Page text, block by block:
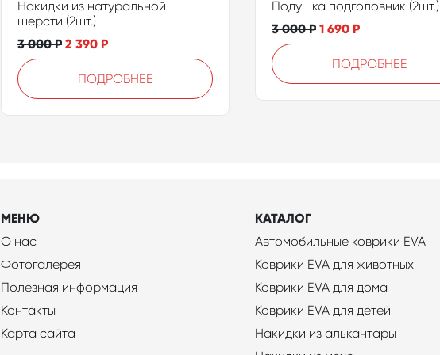
Накидки из натуральной
шерсти (2шт.)
3 000Р 2 390 Р
ПОДРОБНЕЕ
Подушка подголовник (2шт.)
3 000Р 1 690 Р
ПОДРОБНЕЕ
МЕНЮ
О нас
Фотогалерея
Полезная информация
Контакты
Карта сайта
КАТАЛОГ
Автомобильные коврики EVA
Коврики EVA для животных
Коврики EVA для дома
Коврики EVA для детей
Накидки из алькантары